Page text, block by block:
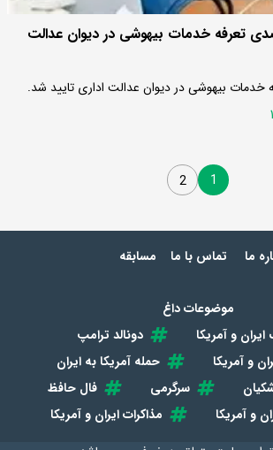
کاهش ۲۵ درصدی تعرفه خدمات بیهوشی در دیوان عدالت
1
2
ما تماس با ما مسابقه
موضوعات داغ
و آمریکا
دونالد ترامپ
و آمریکا
حمله آمریکا به ایران
سرگرمی
فال حافظ
و آمریکا
مذاکرات ایران و آمریکا